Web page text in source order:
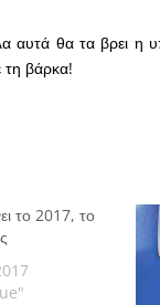
αυτά θα τα βρει η
τη βάρκα!
το 2017, το